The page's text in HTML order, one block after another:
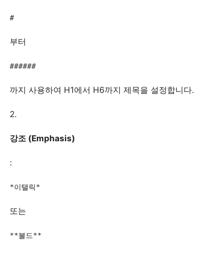
#
부터
######
까지 사용하여 H1에서 H6까지 제목을 설정합니다.
2.
강조 (Emphasis)
:
*이탤릭*
또는
**볼드**